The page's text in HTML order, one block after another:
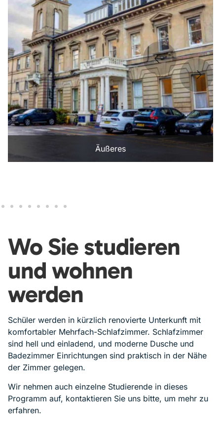
Äußeres
Wo Sie studieren
und wohnen
werden
Schüler werden in kürzlich renovierte Unterkunft mit
komfortabler Mehrfach-Schlafzimmer. Schlafzimmer
sind hell und einladend, und moderne Dusche und
Badezimmer Einrichtungen sind praktisch in der Nähe
der Zimmer gelegen.
Wir nehmen auch einzelne Studierende in dieses
Programm auf, kontaktieren Sie uns bitte, um mehr zu
erfahren.